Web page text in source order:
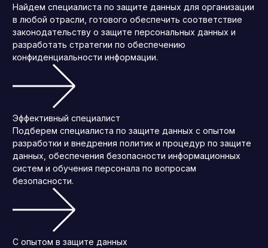
Найдем специалиста по защите данных для организации
в любой отрасли, готового обеспечить соответствие
законодательству о защите персональных данных и
разработать стратегии по обеспечению
конфиденциальности информации.
Эффективный специалист
Подберем специалиста по защите данных с опытом
разработки и внедрения политик и процедур по защите
данных, обеспечения безопасности информационных
систем и обучения персонала по вопросам
безопасности.
С опытом в защите данных